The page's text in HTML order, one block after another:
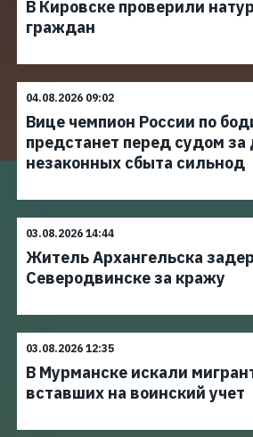
В Кировске проверили
граждан
04.08.2026 09:02
Вице чемпион России по
предстанет перед судом за
незаконных сбыта сильнод
03.08.2026 14:44
Житель Архангельска
Северодвинске за кражу
03.08.2026 12:35
В Мурманске искали
вставших на воинский учет